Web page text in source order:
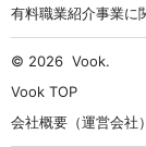
有料職業紹介事業に
© 2026 Vook.
Vook TOP
会社概要（運営会社）